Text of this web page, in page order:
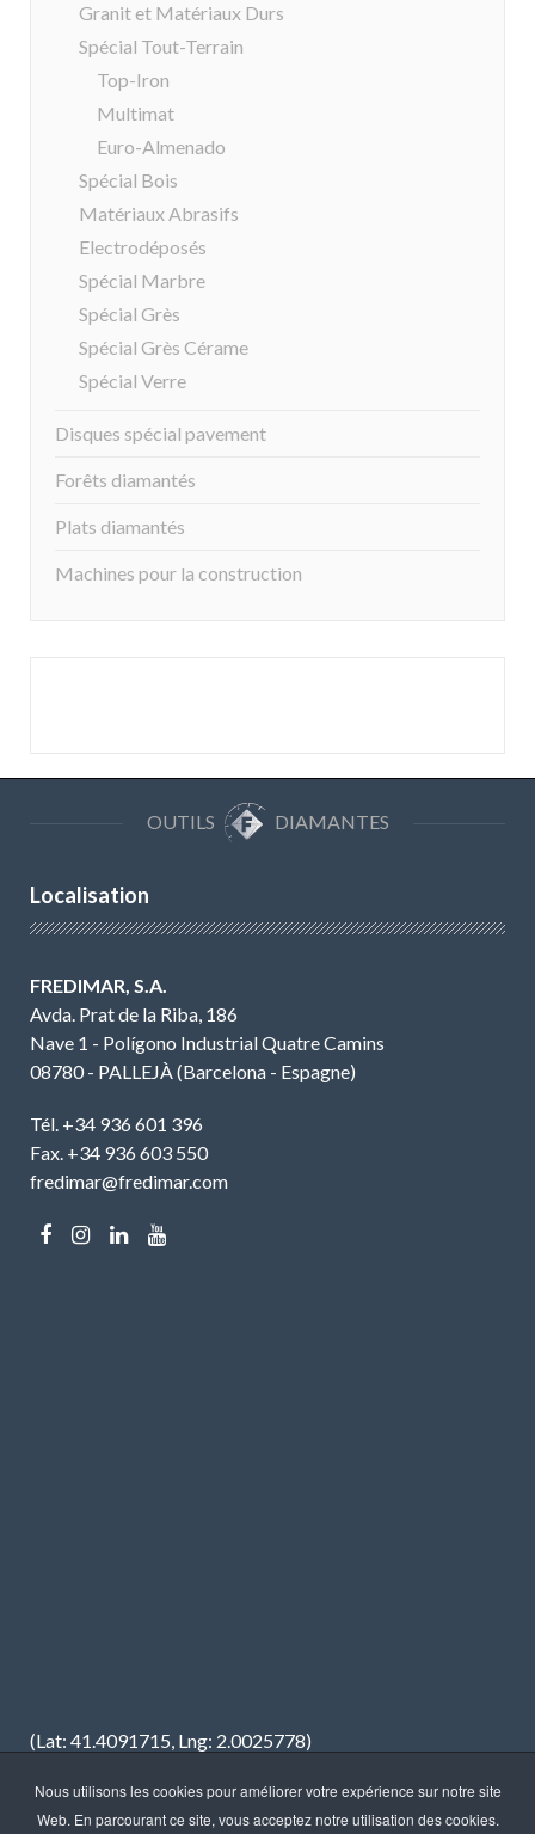
Granit et Matériaux Durs
Spécial Tout-Terrain
Top-Iron
Multimat
Euro-Almenado
Spécial Bois
Matériaux Abrasifs
Electrodéposés
Spécial Marbre
Spécial Grès
Spécial Grès Cérame
Spécial Verre
Disques spécial pavement
Forêts diamantés
Plats diamantés
Machines pour la construction
OUTILS DIAMANTES
Localisation
FREDIMAR, S.A.
Avda. Prat de la Riba, 186
Nave 1 - Polígono Industrial Quatre Camins
08780 - PALLEJÀ (Barcelona - Espagne)
Tél. +34 936 601 396
Fax. +34 936 603 550
fredimar@fredimar.com
(Lat: 41.4091715, Lng: 2.0025778)
Nous utilisons les cookies pour améliorer votre expérience sur notre site
Web. En parcourant ce site, vous acceptez notre utilisation des cookies.